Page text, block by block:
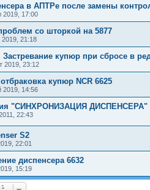
в АПТРе после замены
2019, 17:00
со шторкой на 5877
2019, 21:18
Застревание купюр при сбросе в
2019, 23:12
купюр NCR 6625
2019, 14:56
"СИНХРОНИЗАЦИЯ ДИСПЕНСЕРА"
22:43
S2
22:01
диспенсера 6632
15:19